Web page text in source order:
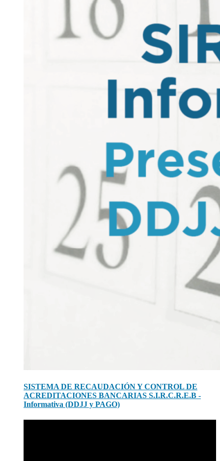
SISTEMA DE RECAUDACIÓN Y CONTROL DE
ACREDITACIONES BANCARIAS S.I.R.C.R.E.B -
Informativa (DDJJ y PAGO)